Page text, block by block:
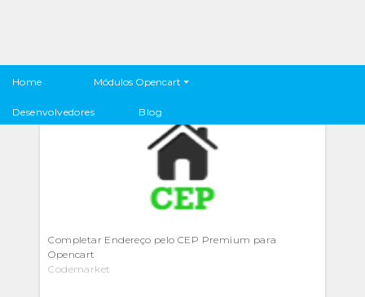
Home Módulos Opencart
Desenvolvedores Blog
Completar Endereço pelo CEP Premium para
Opencart
Codemarket